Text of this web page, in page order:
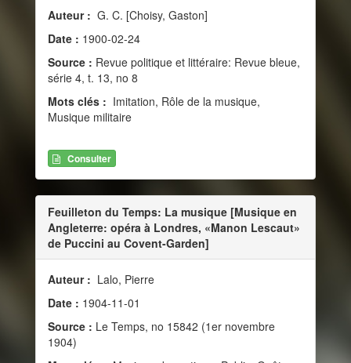
Auteur : G. C. [Choisy, Gaston]
Date : 1900-02-24
Source : Revue politique et littéraire: Revue bleue,
série 4, t. 13, no 8
Mots clés : Imitation, Rôle de la musique,
Musique militaire
Consulter
Feuilleton du Temps: La musique [Musique en
Angleterre: opéra à Londres, «Manon Lescaut»
de Puccini au Covent-Garden]
Auteur : Lalo, Pierre
Date : 1904-11-01
Source : Le Temps, no 15842 (1er novembre
1904)